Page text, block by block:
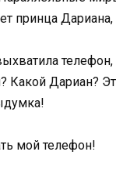
принца Дариана,
Какой Дариан?
мой телефон!